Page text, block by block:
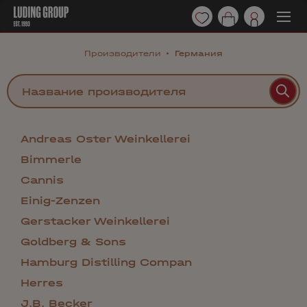
Производители Германия
Andreas Oster Weinkellerei
Bimmerle
Cannis
Einig-Zenzen
Gerstacker Weinkellerei
Goldberg & Sons
Hamburg Distilling Compan
Herres
J.B. Becker